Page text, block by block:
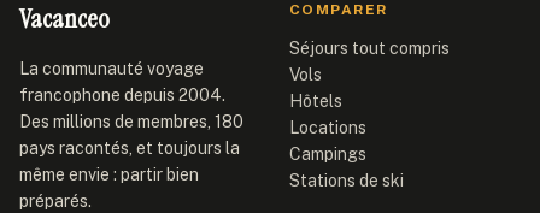
Vacanceo
La communauté voyage
francophone depuis 2004.
Des millions de membres, 180
pays racontés, et toujours la
même envie : partir bien
préparés.
COMPARER
Séjours tout compris
Vols
Hôtels
Locations
Campings
Stations de ski